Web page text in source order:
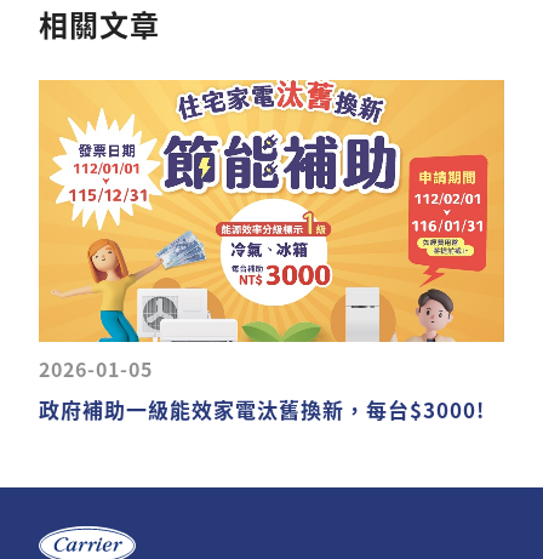
相關文章
2026-01-05
政府補助一級能效家電汰舊換新，每台$3000!